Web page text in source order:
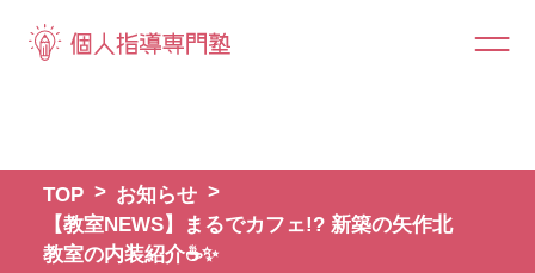
TOP
お知らせ
【教室NEWS】まるでカフェ!? 新築の矢作北
教室の内装紹介☕✨